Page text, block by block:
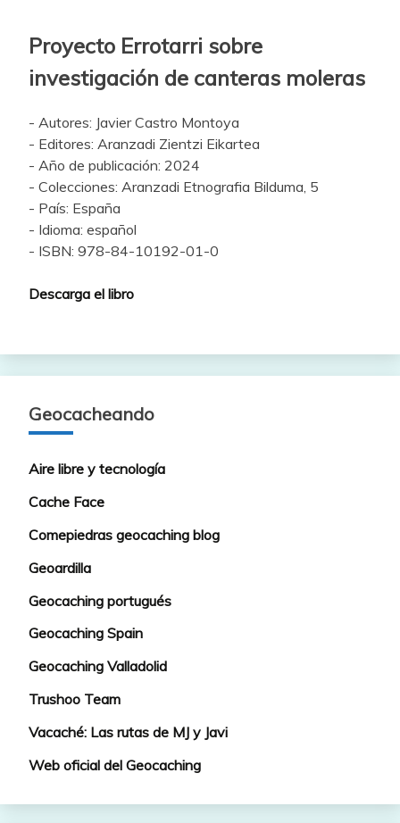
Proyecto Errotarri sobre
investigación de canteras moleras
- Autores: Javier Castro Montoya
- Editores: Aranzadi Zientzi Eikartea
- Año de publicación: 2024
- Colecciones: Aranzadi Etnografia Bilduma, 5
- País: España
- Idioma: español
- ISBN: 978-84-10192-01-0
Descarga el libro
Geocacheando
Aire libre y tecnología
Cache Face
Comepiedras geocaching blog
Geoardilla
Geocaching portugués
Geocaching Spain
Geocaching Valladolid
Trushoo Team
Vacaché: Las rutas de MJ y Javi
Web oficial del Geocaching